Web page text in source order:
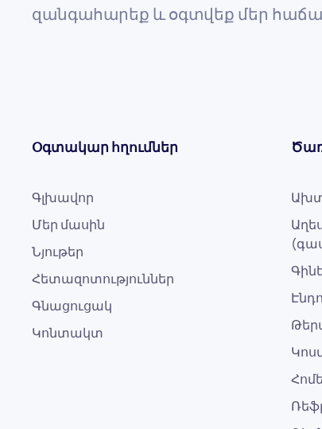
զանգահարեք և օգտվեք մեր
Օգտակար հղումներ
Գլխավոր
Մեր մասին
Նյութեր
Հետազոտություններ
Գնացուցակ
Կոնտակտ